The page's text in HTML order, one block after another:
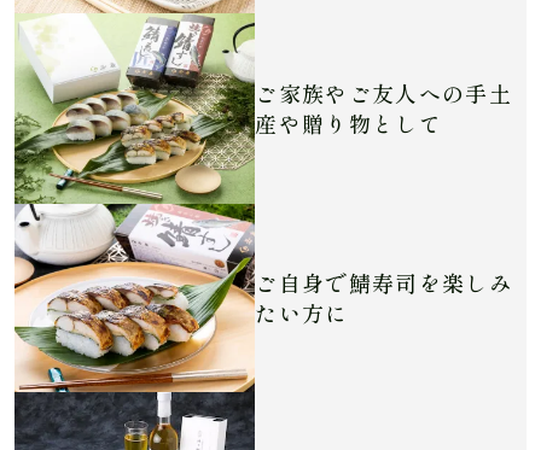
ご家族やご友人への手土
産や贈り物として
ご自身で鯖寿司を楽しみ
たい方に